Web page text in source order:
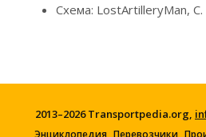
Схема: LostArtilleryMan,
2013–2026 Transportpedia.org,